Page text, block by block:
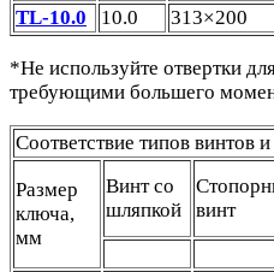
TL-10.0
10.0 313×200
*Не используйте отвертки
требующими большего
Соответствие типов винтов
Размер
ключа,
мм
Винт со
шляпкой
винт